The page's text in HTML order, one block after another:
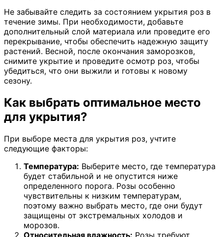
Не забывайте следить за состоянием укрытия роз в
течение зимы. При необходимости, добавьте
дополнительный слой материала или проведите его
перекрывание, чтобы обеспечить надежную защиту
растений. Весной, после окончания заморозков,
снимите укрытие и проведите осмотр роз, чтобы
убедиться, что они выжили и готовы к новому
сезону.
Как выбрать оптимальное место
для укрытия?
При выборе места для укрытия роз, учтите
следующие факторы:
Температура: Выберите место, где температура
будет стабильной и не опустится ниже
определенного порога. Розы особенно
чувствительны к низким температурам,
поэтому важно выбрать место, где они будут
защищены от экстремальных холодов и
морозов.
Относительная влажность: Розы требуют